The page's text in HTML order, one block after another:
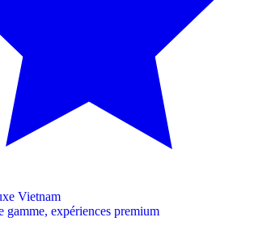
Vietnam
gamme, expériences premium